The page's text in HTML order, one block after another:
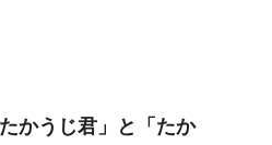
かうじ君」と「たか